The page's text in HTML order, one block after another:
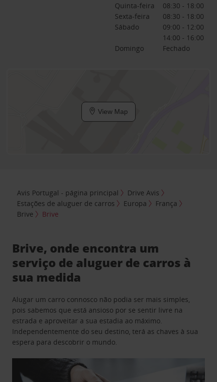
Quinta-feira
08:30 - 18:00
Sexta-feira
08:30 - 18:00
Sábado
09:00 - 12:00
14:00 - 16:00
Domingo
Fechado
View Map
Avis Portugal - página principal
Drive Avis
Estações de aluguer de carros
Europa
França
Brive
Brive
Brive, onde encontra um
serviço de aluguer de carros à
sua medida
Alugar um carro connosco não podia ser mais simples,
pois sabemos que está ansioso por se sentir livre na
estrada e aproveitar a sua estadia ao máximo.
Independentemente do seu destino, terá as chaves à sua
espera para descobrir o mundo.